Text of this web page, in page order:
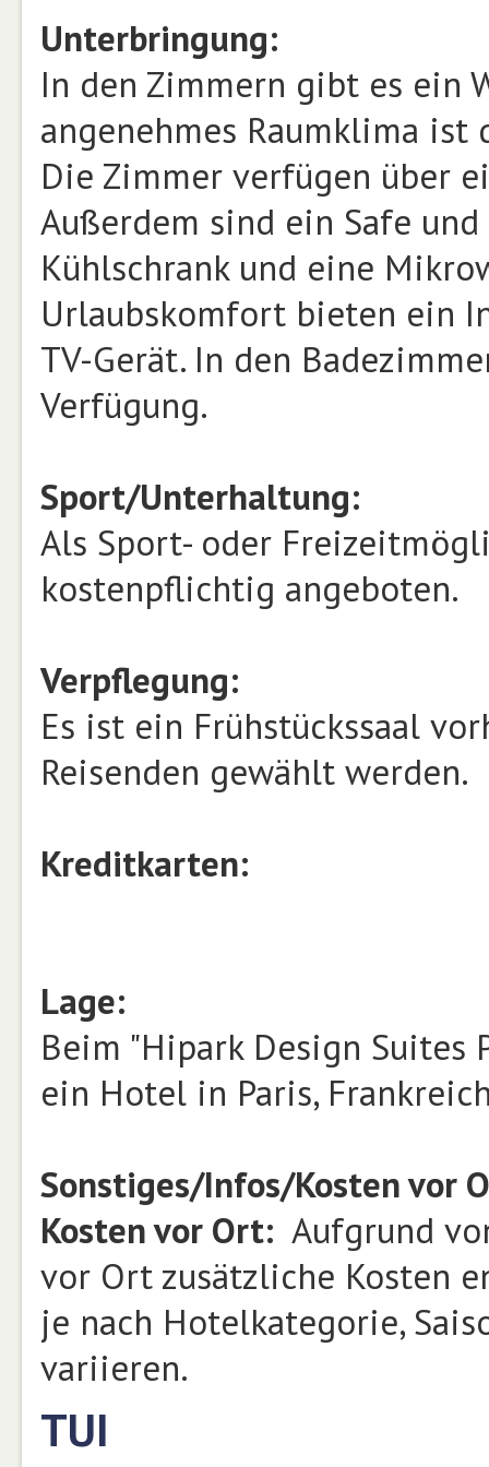
Unterbringung:
In den Zimmern gibt es ein
angenehmes Raumklima
Die Zimmer verfügen über
Außerdem sind ein Safe
Kühlschrank und eine
Urlaubskomfort bieten ein
TV-Gerät. In den
Verfügung.
Sport/Unterhaltung:
Als Sport- oder
kostenpflichtig angeboten.
Verpflegung:
Es ist ein Frühstückssaal
Reisenden gewählt werden.
Kreditkarten:
Lage:
Beim "Hipark Design Suites
ein Hotel in Paris,
Sonstiges/Infos/Kosten vor
Kosten vor Ort: Aufgrund
vor Ort zusätzliche Kosten
je nach Hotelkategorie,
variieren.
TUI